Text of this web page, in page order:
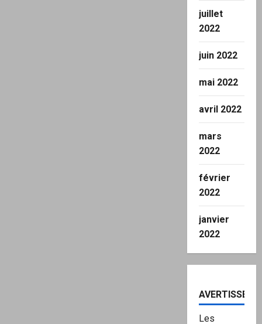
juillet
2022
juin 2022
mai 2022
avril 2022
mars
2022
février
2022
janvier
2022
Les